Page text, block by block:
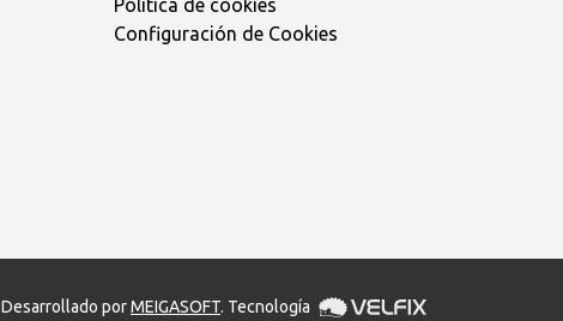
Política de cookies
Configuración de Cookies
Desarrollado porMEIGASOFT. Tecnología